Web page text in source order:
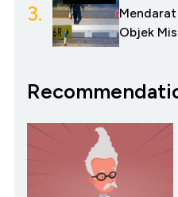
3.
Objek